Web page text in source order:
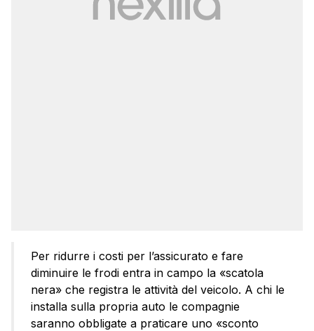
Per ridurre i costi per l’assicurato e fare
diminuire le frodi entra in campo la «scatola
nera» che registra le attività del veicolo. A chi le
installa sulla propria auto le compagnie
saranno obbligate a praticare uno «sconto